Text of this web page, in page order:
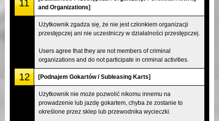
11
and Organizations]
Użytkownik zgadza się, że nie jest członkiem organizacji
przestępczej ani nie uczestniczy w działalności przestępczej.
Users agree that they are not members of criminal
organizations and do not participate in criminal activities.
12 [Podnajem Gokartów / Subleasing Karts]
Użytkownik nie może pozwolić nikomu innemu na
prowadzenie lub jazdę gokartem, chyba że zostanie to
określone przez sklep lub przewodnika wycieczki.